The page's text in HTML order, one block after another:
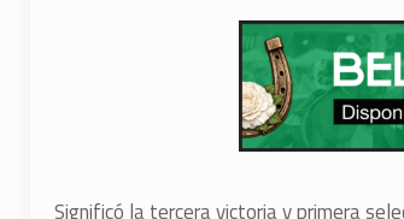
Significó la tercera victoria y primera